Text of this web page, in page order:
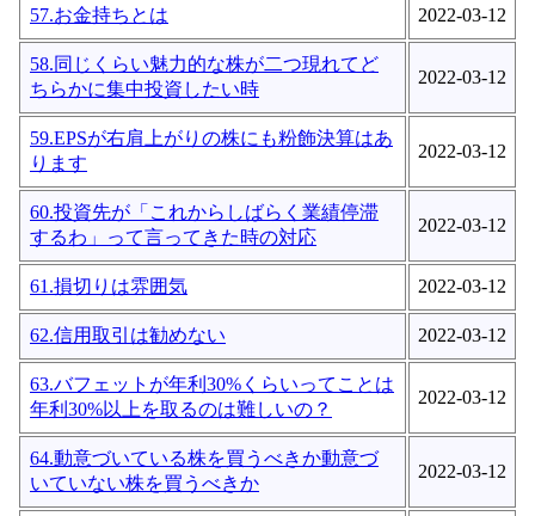
57.お金持ちとは 2022-03-12
58.同じくらい魅力的な株が二つ現れてど
ちらかに集中投資したい時
2022-03-12
59.EPSが右肩上がりの株にも粉飾決算はあ
ります
2022-03-12
60.投資先が「これからしばらく業績停滞
するわ」って言ってきた時の対応
2022-03-12
61.損切りは雰囲気 2022-03-12
62.信用取引は勧めない 2022-03-12
63.バフェットが年利30%くらいってことは
年利30%以上を取るのは難しいの？
2022-03-12
64.動意づいている株を買うべきか動意づ
いていない株を買うべきか
2022-03-12